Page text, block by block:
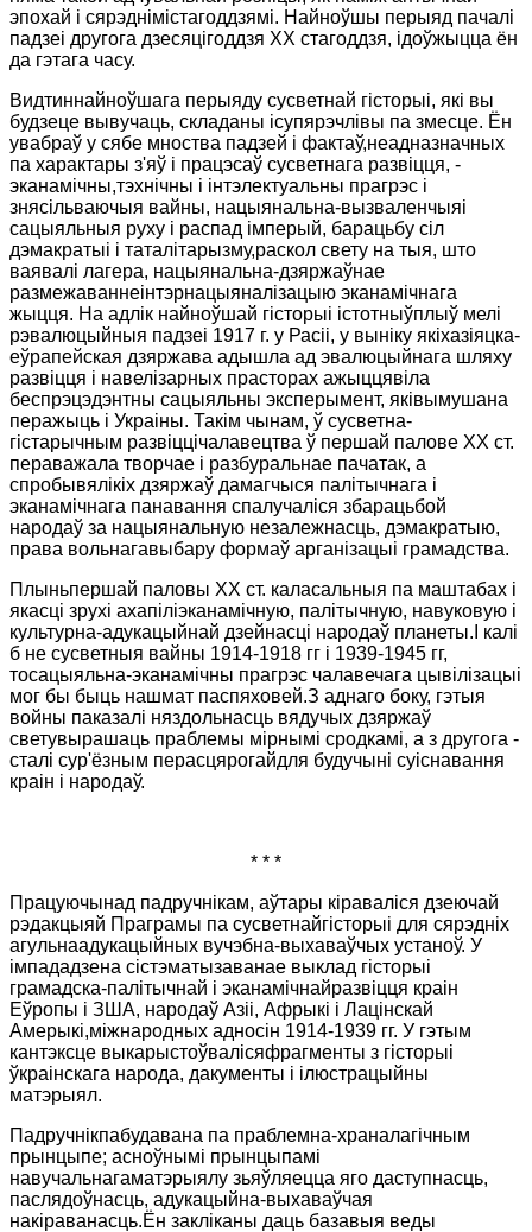
эпохай і сярэднімістагоддзямі. Найноўшы перыяд пачалі
падзеі другога дзесяцігоддзя XX стагоддзя, ідоўжыцца ён
да гэтага часу.
Видтиннайноўшага перыяду сусветнай гісторыі, які вы
будзеце вывучаць, складаны ісупярэчлівы па змесце. Ён
увабраў у сябе мноства падзей і фактаў,неадназначных
па характары з'яў і працэсаў сусветнага развіцця, -
эканамічны,тэхнічны і інтэлектуальны прагрэс і
знясільваючыя вайны, нацыянальна-вызваленчыяі
сацыяльныя руху і распад імперый, барацьбу сіл
дэмакратыі і таталітарызму,раскол свету на тыя, што
ваявалі лагера, нацыянальна-дзяржаўнае
размежаваннеінтэрнацыяналізацыю эканамічнага
жыцця. На адлік найноўшай гісторыі істотныўплыў мелі
рэвалюцыйныя падзеі 1917 г. у Расіі, у выніку якіхазіяцка-
еўрапейская дзяржава адышла ад эвалюцыйнага шляху
развіцця і навелізарных прасторах ажыццявіла
беспрэцэдэнтны сацыяльны эксперымент, яківымушана
перажыць і Украіны. Такім чынам, ў сусветна-
гістарычным развіццічалавецтва ў першай палове XX ст.
пераважала творчае і разбуральнае пачатак, а
спробывялікіх дзяржаў дамагчыся палітычнага і
эканамічнага панавання спалучаліся збарацьбой
народаў за нацыянальную незалежнасць, дэмакратыю,
права вольнагавыбару формаў арганізацыі грамадства.
Плыньпершай паловы XX ст. каласальныя па маштабах і
якасці зрухі ахапіліэканамічную, палітычную, навуковую і
культурна-адукацыйнай дзейнасці народаў планеты.І калі
б не сусветныя вайны 1914-1918 гг і 1939-1945 гг,
тосацыяльна-эканамічны прагрэс чалавечага цывілізацыі
мог бы быць нашмат паспяховей.З аднаго боку, гэтыя
войны паказалі няздольнасць вядучых дзяржаў
светувырашаць праблемы мірнымі сродкамі, а з другога -
сталі сур'ёзным перасцярогайдля будучыні суіснавання
краін і народаў.
* * *
Працуючынад падручнікам, аўтары кіраваліся дзеючай
рэдакцыяй Праграмы па сусветнайгісторыі для сярэдніх
агульнаадукацыйных вучэбна-выхаваўчых устаноў. У
імпададзена сістэматызаванае выклад гісторыі
грамадска-палітычнай і эканамічнайразвіцця краін
Еўропы і ЗША, народаў Азіі, Афрыкі і Лацінскай
Амерыкі,міжнародных адносін 1914-1939 гг. У гэтым
кантэксце выкарыстоўвалісяфрагменты з гісторыі
ўкраінскага народа, дакументы і ілюстрацыйны
матэрыял.
Падручнікпабудавана па праблемна-храналагічным
прынцыпе; асноўнымі прынцыпамі
навучальнагаматэрыялу зьяўляецца яго даступнасць,
паслядоўнасць, адукацыйна-выхаваўчая
накіраванасць.Ён закліканы даць базавыя веды